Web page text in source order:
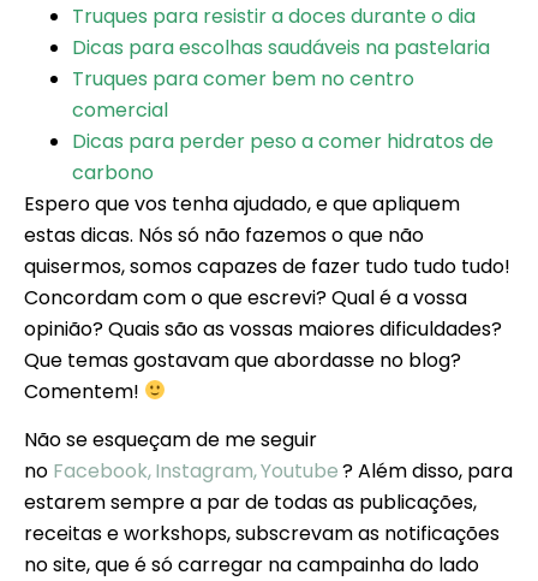
Truques para resistir a doces durante o dia
Dicas para escolhas saudáveis na pastelaria
Truques para comer bem no centro
comercial
Dicas para perder peso a comer hidratos de
carbono
Espero que vos tenha ajudado, e que apliquem
estas dicas. Nós só não fazemos o que não
quisermos, somos capazes de fazer tudo tudo tudo!
Concordam com o que escrevi? Qual é a vossa
opinião? Quais são as vossas maiores dificuldades?
Que temas gostavam que abordasse no blog?
Comentem!
Não se esqueçam de me seguir
no Facebook,Instagram,Youtube? Além disso, para
estarem sempre a par de todas as publicações,
receitas e workshops, subscrevam as notificações
no site, que é só carregar na campainha do lado